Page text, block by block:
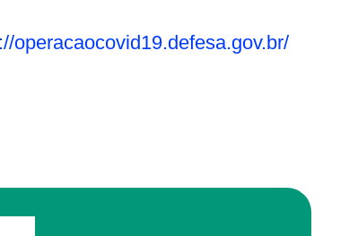
operacaocovid19.defesa.gov.br/